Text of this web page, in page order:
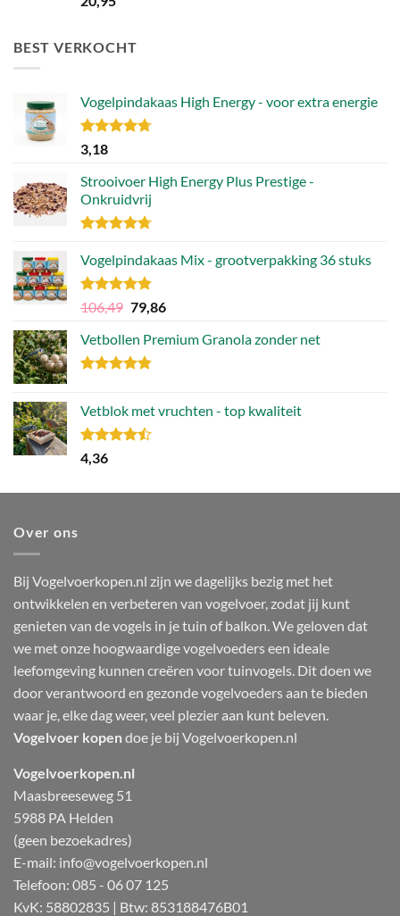
5.00
BEST VERKOCHT
Vogelpindakaas High Energy - voor extra energie
Gewaardeerd
4.70
3,18
Strooivoer High Energy Plus Prestige -
Onkruidvrij
4.71uit 5
Vogelpindakaas Mix - grootverpakking 36 stuks
Gewaardeerd
uit 5
106,49 Oorspronkelijke
was:
106,49.
79,86Huidige
is:
Vetbollen Premium Granola zonder net
Vetblok met vruchten - top kwaliteit
Gewaardeerd
4.44
4,36
Over ons
Bij Vogelvoerkopen.nl zijn we dagelijks bezig met het
ontwikkelen en verbeteren van vogelvoer, zodat jij kunt
genieten van de vogels in je tuin of balkon. We geloven dat
we met onze hoogwaardige vogelvoeders een ideale
leefomgeving kunnen creëren voor tuinvogels. Dit doen we
door verantwoord en gezonde vogelvoeders aan te bieden
waar je, elke dag weer, veel plezier aan kunt beleven.
Vogelvoer kopendoe je bij Vogelvoerkopen.nl
Vogelvoerkopen.nl
Maasbreeseweg 51
5988 PA Helden
(geen bezoekadres)
E-mail: info@vogelvoerkopen.nl
Telefoon: 085 - 06 07 125
KvK: 58802835 | Btw: 853188476B01